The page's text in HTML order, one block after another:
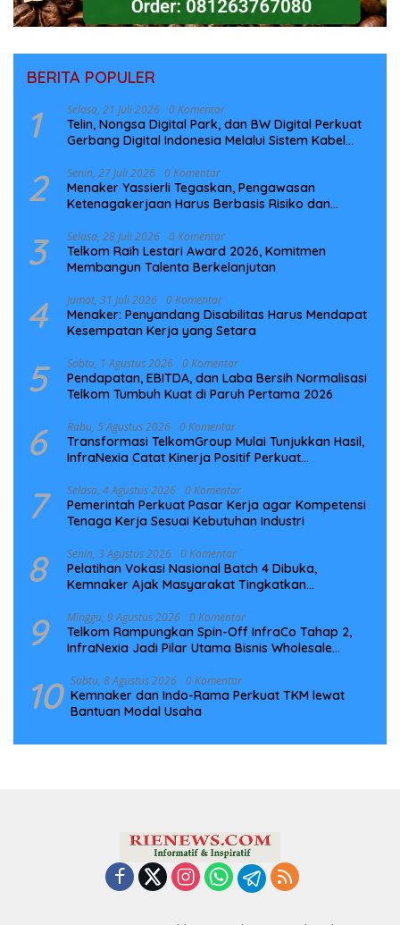
BERITA POPULER
1 Selasa, 21 Juli 2026 0 Komentar
Telin, Nongsa Digital Park, dan BW Digital Perkuat
Gerbang Digital Indonesia Melalui Sistem Kabel
2 Senin, 27 Juli 2026 0 Komentar
Menaker Yassierli Tegaskan, Pengawasan
Ketenagakerjaan Harus Berbasis Risiko dan
3 Selasa, 28 Juli 2026 0 Komentar
Telkom Raih Lestari Award 2026, Komitmen
Membangun Talenta Berkelanjutan
4 Jumat, 31 Juli 2026 0 Komentar
Menaker: Penyandang Disabilitas Harus Mendapat
Kesempatan Kerja yang Setara
5 Sabtu, 1 Agustus 2026 0 Komentar
Pendapatan, EBITDA, dan Laba Bersih Normalisasi
Telkom Tumbuh Kuat di Paruh Pertama 2026
6 Rabu, 5 Agustus 2026 0 Komentar
Transformasi TelkomGroup Mulai Tunjukkan Hasil,
InfraNexia Catat Kinerja Positif Perkuat
7 Selasa, 4 Agustus 2026 0 Komentar
Pemerintah Perkuat Pasar Kerja agar Kompetensi
Tenaga Kerja Sesuai Kebutuhan Industri
8 Senin, 3 Agustus 2026 0 Komentar
Pelatihan Vokasi Nasional Batch 4 Dibuka,
Kemnaker Ajak Masyarakat Tingkatkan
9 Minggu, 9 Agustus 2026 0 Komentar
Telkom Rampungkan Spin-Off InfraCo Tahap 2,
InfraNexia Jadi Pilar Utama Bisnis Wholesale
10 Sabtu, 8 Agustus 2026 0 Komentar
Kemnaker dan Indo-Rama Perkuat TKM lewat
Bantuan Modal Usaha